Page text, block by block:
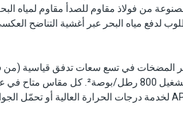
من فولاذ مقاوم للصدأ مقاوم لمياه